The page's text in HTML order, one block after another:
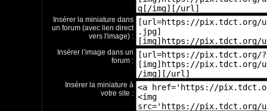
Insérer la miniature dans
un forum (avec lien direct
vers l'image) :
Insérer l’image dans un
forum :
Insérer la miniature à
votre site :